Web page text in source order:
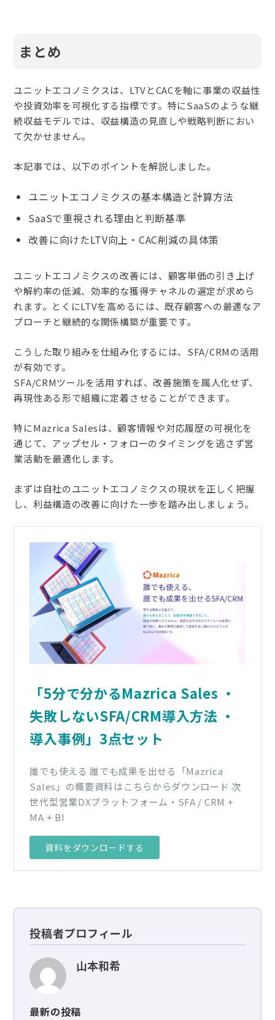
まとめ
ユニットエコノミクスは、LTVとCACを軸に事業の収益性
や投資効率を可視化する指標です。特にSaaSのような継
続収益モデルでは、収益構造の見直しや戦略判断におい
て欠かせません。
本記事では、以下のポイントを解説しました。
ユニットエコノミクスの基本構造と計算方法
SaaSで重視される理由と判断基準
改善に向けたLTV向上・CAC削減の具体策
ユニットエコノミクスの改善には、顧客単価の引き上げ
や解約率の低減、効率的な獲得チャネルの選定が求めら
れます。とくにLTVを高めるには、既存顧客への最適なア
プローチと継続的な関係構築が重要です。
こうした取り組みを仕組み化するには、SFA/CRMの活用
が有効です。
SFA/CRMツールを活用すれば、改善施策を属人化せず、
再現性ある形で組織に定着させることができます。
特にMazrica Salesは、顧客情報や対応履歴の可視化を
通じて、アップセル・フォローのタイミングを逃さず営
業活動を最適化します。
まずは自社のユニットエコノミクスの現状を正しく把握
し、利益構造の改善に向けた一歩を踏み出しましょう。
「5分で分かるMazrica Sales ・
失敗しないSFA/CRM導入方法 ・
導入事例」3点セット
誰でも使える 誰でも成果を出せる「Mazrica
Sales」の概要資料はこちらからダウンロード 次
世代型営業DXプラットフォーム・SFA / CRM +
MA + BI
資料をダウンロードする
投稿者プロフィール
山本和希
最新の投稿